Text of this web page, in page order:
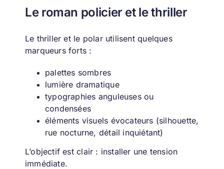
Le roman policier et le thriller
Le thriller et le polar utilisent quelques
marqueurs forts :
palettes sombres
lumière dramatique
typographies anguleuses ou
condensées
éléments visuels évocateurs (silhouette,
rue nocturne, détail inquiétant)
L’objectif est clair : installer une tension
immédiate.